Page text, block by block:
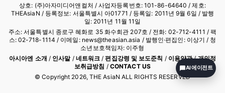
상호: (주)아자미디어앤컬처 /사업자등록번호: 101-86-64640 / 제호:
THEAsiaN / 등록정보: 서울특별시 아01771 / 등록일: 2011년 9월 6일 / 발행
일: 2011년 11월 11일
주소: 서울특별시 종로구 혜화로 35 화수회관 207호 / 전화: 02-712-4111 / 팩
스: 02-718-1114 / 이메일: news@theasian.asia / 발행인·편집인: 이상기 / 청
소년보호책임자: 이주형
아시아엔 소개 / 인사말/ 네트워크 /편집강령 및 보도준칙 / 이용약관/개인정
보취급방침 / CONTACT US
© Copyright 2026, THE AsiaN ALL RIGHTS RESERVED
AI 에이전트